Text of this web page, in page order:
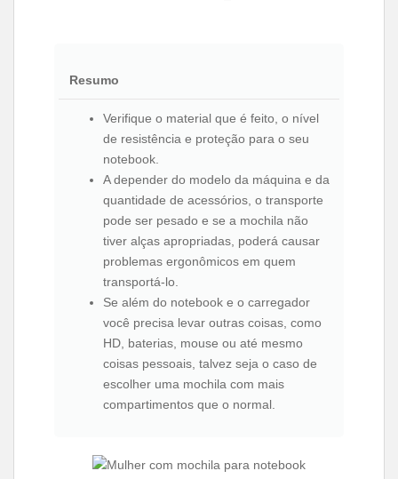
Resumo
Verifique o material que é feito, o nível
de resistência e proteção para o seu
notebook.
A depender do modelo da máquina e da
quantidade de acessórios, o transporte
pode ser pesado e se a mochila não
tiver alças apropriadas, poderá causar
problemas ergonômicos em quem
transportá-lo.
Se além do notebook e o carregador
você precisa levar outras coisas, como
HD, baterias, mouse ou até mesmo
coisas pessoais, talvez seja o caso de
escolher uma mochila com mais
compartimentos que o normal.